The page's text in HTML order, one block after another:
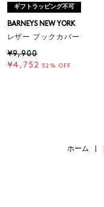
ギフトラッピング不可
BARNEYS NEW YORK
レザー ブックカバー
¥9,900
¥4,752
52% OFF
ホーム